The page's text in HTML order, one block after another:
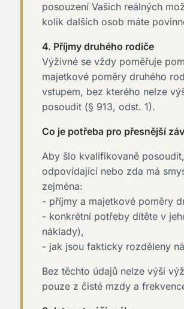
posouzení Vašich reálných
kolik dalších osob máte
4. Příjmy druhého rodiče
Výživné se vždy poměřuje
majetkové poměry druhého
vstupem, bez kterého nelze
posoudit (§ 913, odst. 1).
Co je potřeba pro přesnější
Aby šlo kvalifikovaně
odpovídající nebo zda má
zejména:
- příjmy a majetkové poměry
- konkrétní potřeby dítěte v
náklady),
- jak jsou fakticky rozděleny
Bez těchto údajů nelze výši
pouze z čisté mzdy a